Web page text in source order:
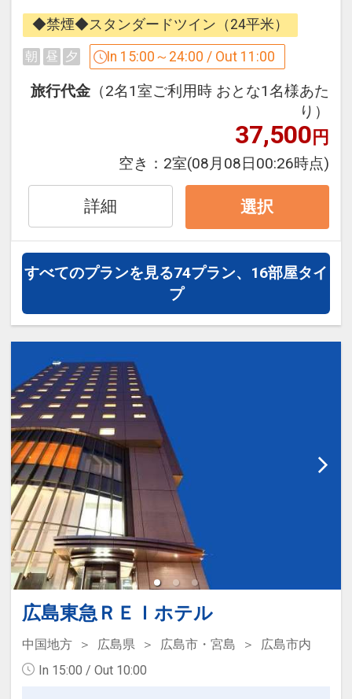
り徒歩1分アストラムライン「県庁前」
駅乗車約30分、
「広域公園前」下車、徒歩10分）
インターネットコース番号：DP-2-
200000036087
着）隣接という
分かりやすい抜群の立地で、迷わず楽々
チェックイン。
皆様の貴重な時間をしっかりとサポート
いたします。
・客室は全て14階、22平米以上
・バスルームには、女性に嬉しい拡大鏡
・ズボンプレッサー、加湿空気清浄機完
備
■アクセス■
・広島バスセンター（広島空港リムジン
バス発着）すぐ隣！
15分→「紙屋町西」電停下車、徒歩2分
・タクシーで8分
■周辺施設■
・平和記念公園、原爆ドーム … 徒歩約5
分
・広島城 … 徒歩約5分
・ひろしま美術館 … 徒歩すぐ
・広島グリーンアリーナ（広島県立総合
体育館）… 徒歩約5分
・縮景園、広島県立美術館 … 徒歩約15
分
・MAZDA Zoom-Zoom スタジアム広島
・広島エディオンスタジアム
… ホテルよりアストラムライン「県庁
◆禁煙◆スタンダードツイン（24平米）
朝 昼 夕 In 15:00～24:00 / Out 11:00
旅行代金 （2名1室ご利用時 おとな1名様あた
り）
37,500円
空き： 2室(08月08日00:26時点)
詳細 選択
すべてのプランを見る74プラン、16部屋タイ
プ
広島東急ＲＥＩホテル
中国地方 広島県 広島市・宮島
広島市内
In 15:00 / Out 10:00